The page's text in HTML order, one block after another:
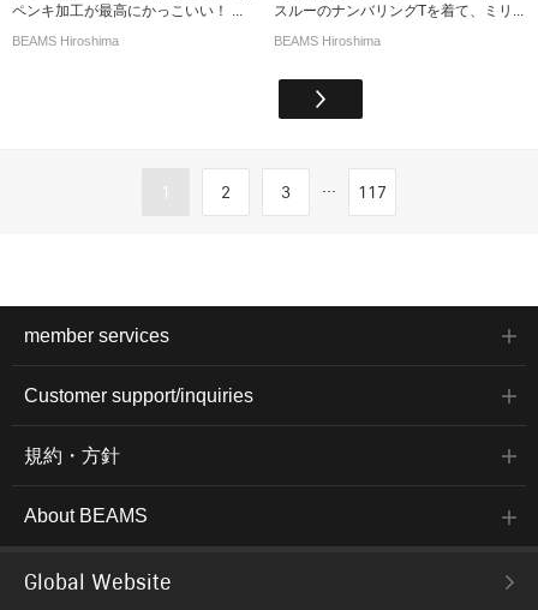
ペンキ加工が最高にかっこいい！ ...
BEAMS Hiroshima
スルーのナンバリングTを着て、ミリ...
BEAMS Hiroshima
1 2 3 ... 117
member services
Customer support/inquiries
規約・方針
About BEAMS
Global Website